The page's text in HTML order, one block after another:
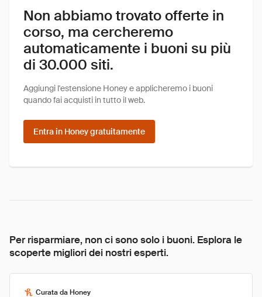
Non abbiamo trovato offerte in
corso, ma cercheremo
automaticamente i buoni su più
di 30.000 siti.
Aggiungi l'estensione Honey e applicheremo i buoni
quando fai acquisti in tutto il web.
Entra in Honey gratuitamente
Per risparmiare, non ci sono solo i buoni. Esplora le
scoperte migliori dei nostri esperti.
Curata da Honey